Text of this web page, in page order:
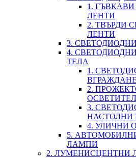
1.
ЛЕНТИ
2. ТВЪРДИ
ЛЕНТИ
3.
4.
ТЕЛА
1.
ВГРАЖДАНЕ
2.
3.
НАСТОЛНИ
4. УЛИЧНИ
5.
ЛАМПИ
2. ЛУМЕНИСЦЕНТНИ